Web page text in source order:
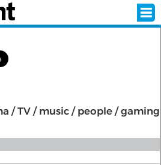
/ TV / music / people / gaming